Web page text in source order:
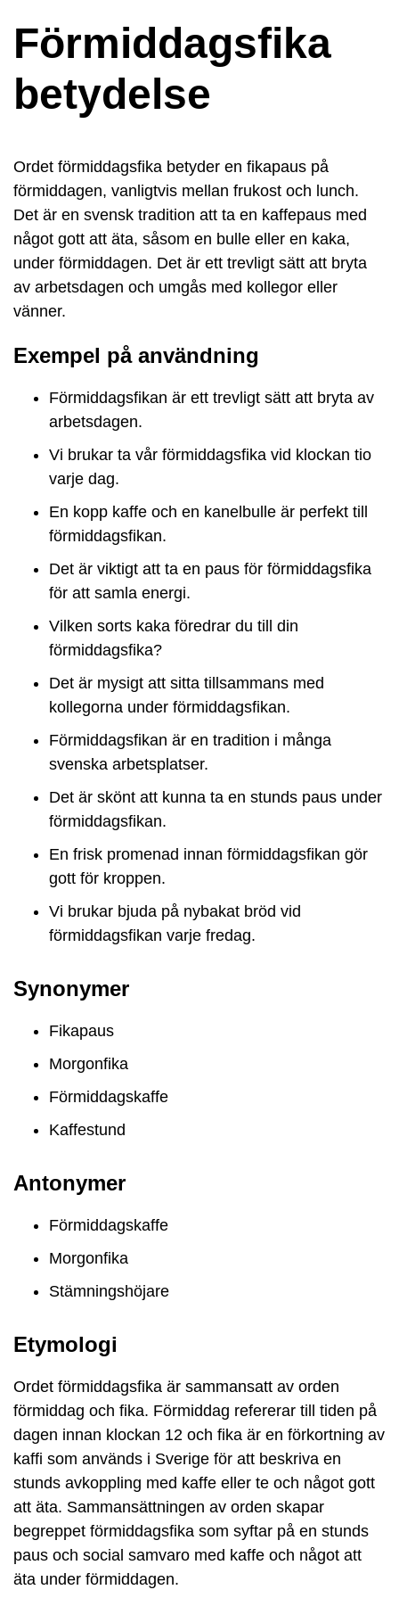
Förmiddagsfika
betydelse
Ordet förmiddagsfika betyder en fikapaus på
förmiddagen, vanligtvis mellan frukost och lunch.
Det är en svensk tradition att ta en kaffepaus med
något gott att äta, såsom en bulle eller en kaka,
under förmiddagen. Det är ett trevligt sätt att bryta
av arbetsdagen och umgås med kollegor eller
vänner.
Exempel på användning
Förmiddagsfikan är ett trevligt sätt att bryta av
arbetsdagen.
Vi brukar ta vår förmiddagsfika vid klockan tio
varje dag.
En kopp kaffe och en kanelbulle är perfekt till
förmiddagsfikan.
Det är viktigt att ta en paus för förmiddagsfika
för att samla energi.
Vilken sorts kaka föredrar du till din
förmiddagsfika?
Det är mysigt att sitta tillsammans med
kollegorna under förmiddagsfikan.
Förmiddagsfikan är en tradition i många
svenska arbetsplatser.
Det är skönt att kunna ta en stunds paus under
förmiddagsfikan.
En frisk promenad innan förmiddagsfikan gör
gott för kroppen.
Vi brukar bjuda på nybakat bröd vid
förmiddagsfikan varje fredag.
Synonymer
Fikapaus
Morgonfika
Förmiddagskaffe
Kaffestund
Antonymer
Förmiddagskaffe
Morgonfika
Stämningshöjare
Etymologi
Ordet förmiddagsfika är sammansatt av orden
förmiddag och fika. Förmiddag refererar till tiden på
dagen innan klockan 12 och fika är en förkortning av
kaffi som används i Sverige för att beskriva en
stunds avkoppling med kaffe eller te och något gott
att äta. Sammansättningen av orden skapar
begreppet förmiddagsfika som syftar på en stunds
paus och social samvaro med kaffe och något att
äta under förmiddagen.